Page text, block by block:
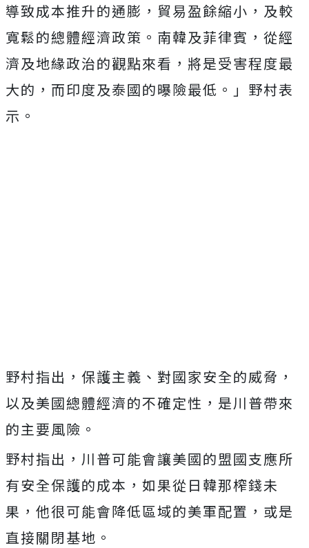
導致成本推升的通膨，貿易盈餘縮小，及較
寬鬆的總體經濟政策。南韓及菲律賓，從經
濟及地緣政治的觀點來看，將是受害程度最
大的，而印度及泰國的曝險最低。」野村表
示。
野村指出，保護主義、對國家安全的威脅，
以及美國總體經濟的不確定性，是川普帶來
的主要風險。
野村指出，川普可能會讓美國的盟國支應所
有安全保護的成本，如果從日韓那榨錢未
果，他很可能會降低區域的美軍配置，或是
直接關閉基地。